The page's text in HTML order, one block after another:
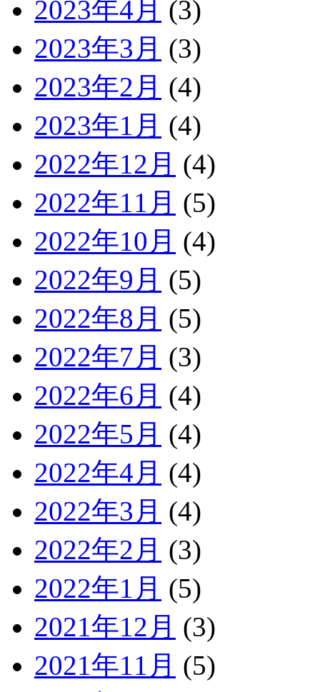
2023年4月 (3)
2023年3月 (3)
2023年2月 (4)
2023年1月 (4)
2022年12月 (4)
2022年11月 (5)
2022年10月 (4)
2022年9月 (5)
2022年8月 (5)
2022年7月 (3)
2022年6月 (4)
2022年5月 (4)
2022年4月 (4)
2022年3月 (4)
2022年2月 (3)
2022年1月 (5)
2021年12月 (3)
2021年11月 (5)